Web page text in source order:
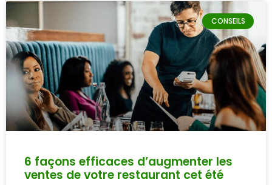
CONSEILS
6 façons efficaces d’augmenter les
ventes de votre restaurant cet été
90 JOURS D'ESSAI
(438) 812-3177
1 2